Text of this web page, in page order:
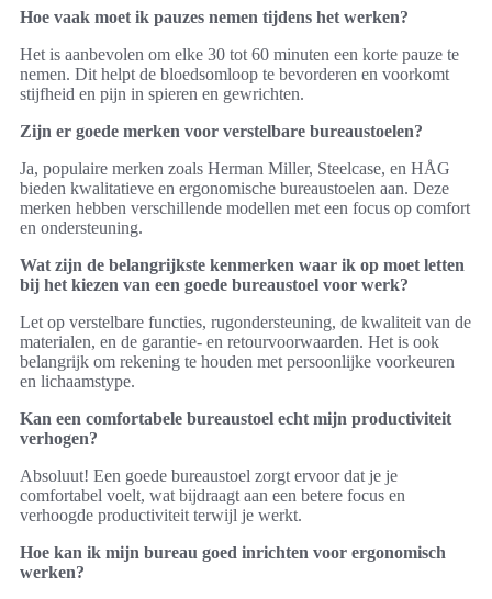
Hoe vaak moet ik pauzes nemen tijdens het werken?
Het is aanbevolen om elke 30 tot 60 minuten een korte pauze te
nemen. Dit helpt de bloedsomloop te bevorderen en voorkomt
stijfheid en pijn in spieren en gewrichten.
Zijn er goede merken voor verstelbare bureaustoelen?
Ja, populaire merken zoals Herman Miller, Steelcase, en HÅG
bieden kwalitatieve en ergonomische bureaustoelen aan. Deze
merken hebben verschillende modellen met een focus op comfort
en ondersteuning.
Wat zijn de belangrijkste kenmerken waar ik op moet letten
bij het kiezen van een goede bureaustoel voor werk?
Let op verstelbare functies, rugondersteuning, de kwaliteit van de
materialen, en de garantie- en retourvoorwaarden. Het is ook
belangrijk om rekening te houden met persoonlijke voorkeuren
en lichaamstype.
Kan een comfortabele bureaustoel echt mijn productiviteit
verhogen?
Absoluut! Een goede bureaustoel zorgt ervoor dat je je
comfortabel voelt, wat bijdraagt aan een betere focus en
verhoogde productiviteit terwijl je werkt.
Hoe kan ik mijn bureau goed inrichten voor ergonomisch
werken?